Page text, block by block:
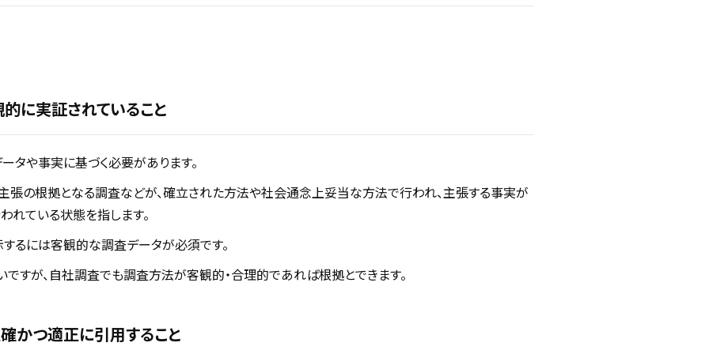
に実証されていること
タや事実に基づく必要があります。
主張の根拠となる調査などが、確立された方法や社会通念上妥当な方法で行われ、主張する事実が
れている状態を指します。
るには客観的な調査データが必須です。
すが、自社調査でも調査方法が客観的・合理的であれば根拠とできます。
つ適正に引用すること